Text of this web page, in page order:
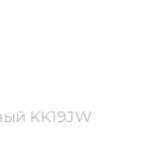
KK19JW